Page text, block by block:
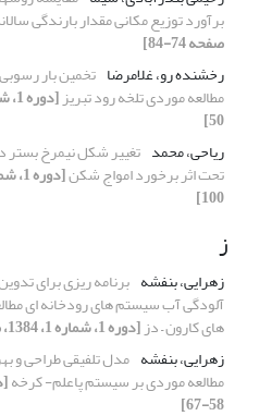
برآورد توزیع مکانی مقدار بارندگی
صفحه 74-84]
رخشنده رو، غلامرضا تخمین بار رسوبی
مطالعه موردی تلخه‏ رود تبریز
50]
ریاحی، محمد تغییر شکل نیمرخ بستر
تحت اثر برخورد امواج شکن
100]
ز
زهرایی، بنفشه برنامه ریزی برای
آلودگی آب سیستم های رودخانه ای
های کارون – دز[دوره 1، شماره 1، 1384، صفحه 12-28]
زهرایی، بنفشه مدل تلفیقی طراحی و
مطالعه موردی بر سیستم پاعلم- کرخه
58-67]